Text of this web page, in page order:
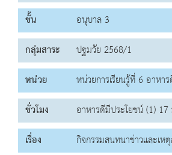
ชั้น
อนุบาล 3
กลุ่มสาระ
ปฐมวัย 2568/1
หน่วย
หน่วยการเรียนรู้ที่ 6 อาหา
ชั่วโมง
อาหารดีมีประโยชน์ (1)
เรื่อง
กิจกรรมสนทนาข่าวและเห